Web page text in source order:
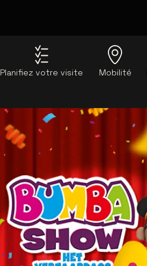
Planifiez votre visite Mobilité